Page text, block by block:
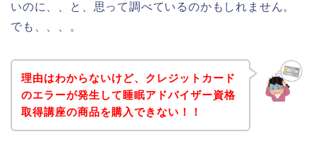
いのに、、と、思って調べているのかもしれません。
でも、、、。
理由はわからないけど、クレジットカード
のエラーが発生して睡眠アドバイザー資格
取得講座の商品を購入できない！！